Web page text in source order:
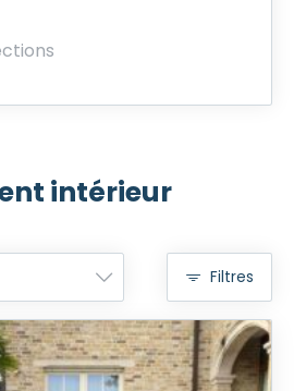
intérieur
Filtres